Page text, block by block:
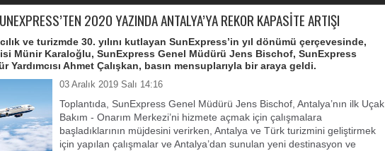
2020 YAZINDA ANTALYA’YA REKOR KAPASİTE ARTIŞI
ve turizmde 30. yılını kutlayan SunExpress’in yıl dönümü çerçevesinde,
Münir Karaloğlu, SunExpress Genel Müdürü Jens Bischof, SunExpress
Yardımcısı Ahmet Çalışkan, basın mensuplarıyla bir araya geldi.
03 Aralık 2019 Salı 14:16
Toplantıda, SunExpress Genel Müdürü Jens Bischof, Antalya’nın ilk Uçak
Bakım - Onarım Merkezi’ni hizmete açmak için çalışmalara
başladıklarının müjdesini verirken, Antalya ve Türk turizmini geliştirmek
için yapılan çalışmalar ve Antalya’dan sunulan yeni destinasyon ve